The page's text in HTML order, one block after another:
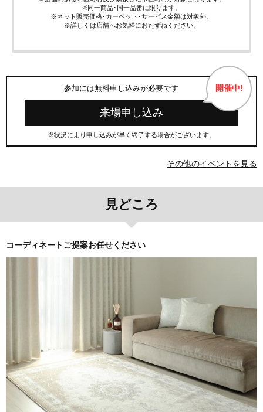
※同一商品･同一品番に限ります。
※ネット販売価格･カーペット･サービス金額は対象外。
※詳しくは店舗へお気軽におたずねください。
参加には無料申し込みが必要です 開催中!
来場申し込み
※状況により申し込みが早く終了する場合がございます。
その他のイベントを見る
見どころ
コーディネートご提案お任せください